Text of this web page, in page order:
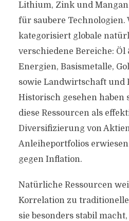
Lithium, Zink und
für saubere Technologien.
kategorisiert globale
verschiedene Bereiche: Öl
Energien, Basismetalle,
sowie Landwirtschaft und
Historisch gesehen
diese Ressourcen als
Diversifizierung von
Anleiheportfolios
gegen Inflation.
Natürliche Ressourcen
Korrelation zu
sie besonders stabil